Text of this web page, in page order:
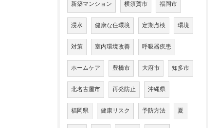
新築マンション 横須賀市 福岡市
浸水 健康な住環境 定期点検 環境
対策 室内環境改善 呼吸器疾患
ホームケア 豊橋市 大府市 知多市
北名古屋市 再発防止 沖縄県
福岡県 健康リスク 予防方法 夏